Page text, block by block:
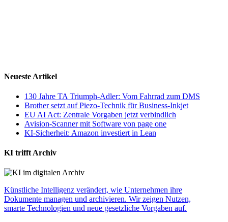
Neueste Artikel
130 Jahre TA Triumph-Adler: Vom Fahrrad zum DMS
Brother setzt auf Piezo-Technik für Business-Inkjet
EU AI Act: Zentrale Vorgaben jetzt verbindlich
Avision-Scanner mit Software von page one
KI-Sicherheit: Amazon investiert in Lean
KI trifft Archiv
Künstliche Intelligenz verändert, wie Unternehmen ihre
Dokumente managen und archivieren. Wir zeigen Nutzen,
smarte Technologien und neue gesetzliche Vorgaben auf.